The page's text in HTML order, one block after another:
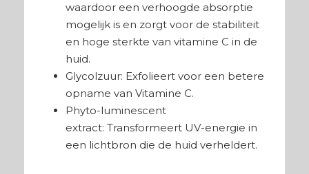
waardoor een verhoogde absorptie
mogelijk is en zorgt voor de stabiliteit
en hoge sterkte van vitamine C in de
huid.
Glycolzuur: Exfolieert voor een betere
opname van Vitamine C.
Phyto-luminescent
extract: Transformeert UV-energie in
een lichtbron die de huid verheldert.